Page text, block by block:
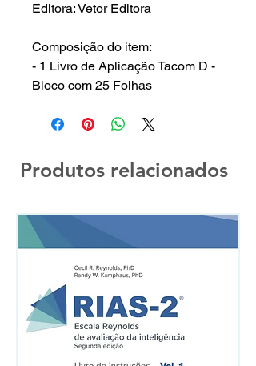
Editora: Vetor Editora
Composição do item:
- 1 Livro de Aplicação Tacom D -
Bloco com 25 Folhas
Produtos relacionados